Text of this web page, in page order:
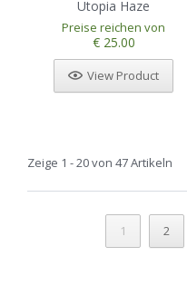
Utopia Haze
Preise reichen von
€ 25.00
View Product
Zeige 1 - 20 von 47 Artikeln
1 2